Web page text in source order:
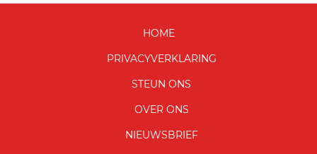
HOME
PRIVACYVERKLARING
STEUN ONS
OVER ONS
NIEUWSBRIEF